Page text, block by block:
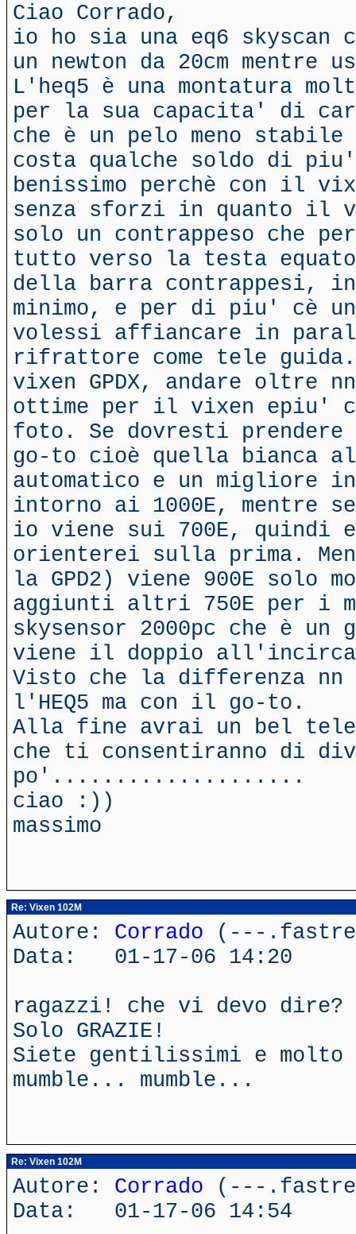
Ciao Corrado,
io ho sia una eq6 skyscan
un newton da 20cm
L'heq5 è una montatura
per la sua capacita' di
che è un pelo meno
costa qualche soldo di
benissimo perchè con il
senza sforzi in quanto il
solo un contrappeso che
tutto verso la testa
della barra contrappesi,
minimo, e per di piu' cè un
volessi affiancare in
rifrattore come tele
vixen GPDX, andare oltre
ottime per il vixen epiu'
foto. Se dovresti
go-to cioè quella bianca
automatico e un migliore
intorno ai 1000E, mentre
io viene sui 700E, quindi
orienterei sulla prima.
la GPD2) viene 900E solo
aggiunti altri 750E per i
skysensor 2000pc che è
viene il doppio
Visto che la differenza nn
l'HEQ5 ma con il go-to.
Alla fine avrai un bel
che ti consentiranno di
po'....................
ciao :))
massimo
Re: Vixen 102M
Autore: Corrado (---
Data: 01-17-06 14:20
ragazzi! che vi devo dire?
Solo GRAZIE!
Siete gentilissimi e
mumble... mumble...
Re: Vixen 102M
Autore: Corrado (---
Data: 01-17-06 14:54